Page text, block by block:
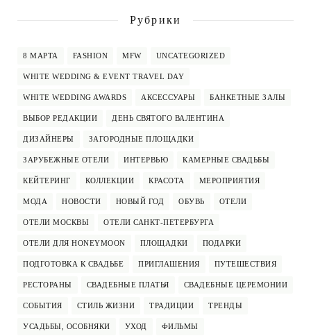
Рубрики
8 МАРТА FASHION MFW UNCATEGORIZED
WHITE WEDDING & EVENT TRAVEL DAY
WHITE WEDDING AWARDS АКСЕССУАРЫ БАНКЕТНЫЕ ЗАЛЫ
ВЫБОР РЕДАКЦИИ ДЕНЬ СВЯТОГО ВАЛЕНТИНА
ДИЗАЙНЕРЫ ЗАГОРОДНЫЕ ПЛОЩАДКИ
ЗАРУБЕЖНЫЕ ОТЕЛИ ИНТЕРВЬЮ КАМЕРНЫЕ СВАДЬБЫ
КЕЙТЕРИНГ КОЛЛЕКЦИИ КРАСОТА МЕРОПРИЯТИЯ
МОДА НОВОСТИ НОВЫЙ ГОД ОБУВЬ ОТЕЛИ
ОТЕЛИ МОСКВЫ ОТЕЛИ САНКТ-ПЕТЕРБУРГА
ОТЕЛИ ДЛЯ HONEYMOON ПЛОЩАДКИ ПОДАРКИ
ПОДГОТОВКА К СВАДЬБЕ ПРИГЛАШЕНИЯ ПУТЕШЕСТВИЯ
РЕСТОРАНЫ СВАДЕБНЫЕ ПЛАТЬЯ СВАДЕБНЫЕ ЦЕРЕМОНИИ
СОБЫТИЯ СТИЛЬ ЖИЗНИ ТРАДИЦИИ ТРЕНДЫ
УСАДЬБЫ, ОСОБНЯКИ УХОД ФИЛЬМЫ